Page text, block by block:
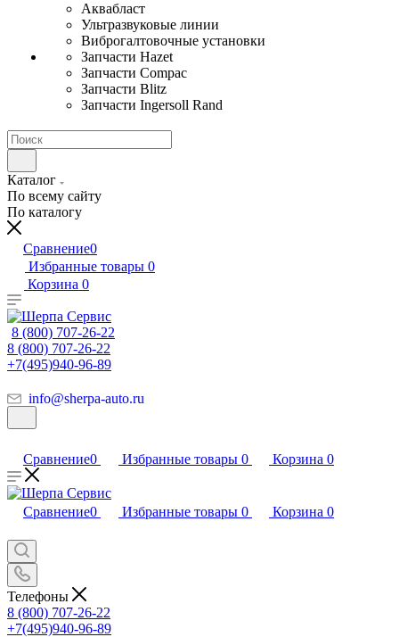
Аквабласт
Ультразвуковые линии
Виброгалтовочные установки
Запчасти Hazet
Запчасти Compac
Запчасти Blitz
Запчасти Ingersoll Rand
Каталог
По всему сайту
По каталогу
Сравнение0
Избранные товары 0
Корзина 0
8 (800) 707-26-22
8 (800) 707-26-22
+7(495)940-96-89
info@sherpa-auto.ru
Сравнение0 Избранные товары 0 Корзина 0
Сравнение0 Избранные товары 0 Корзина 0
Телефоны
8 (800) 707-26-22
+7(495)940-96-89